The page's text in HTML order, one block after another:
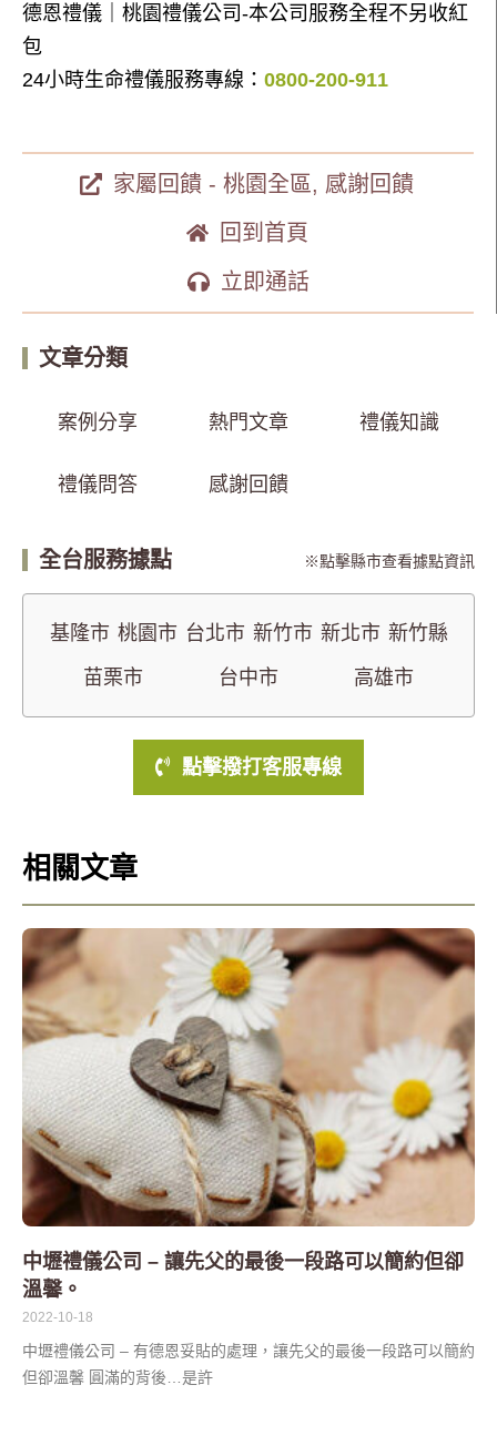
德恩禮儀｜桃園禮儀公司-本公司服務全程不另收紅
包
24小時生命禮儀服務專線： 0800-200-911
家屬回饋 - 桃園全區, 感謝回饋
回到首頁
立即通話
文章分類
案例分享 熱門文章 禮儀知識
禮儀問答 感謝回饋
全台服務據點 點擊縣市查看據點資訊
基隆市 桃園市
苗栗市
台北市 新竹市
台中市
新北市 新竹縣
高雄市
點擊撥打客服專線
相關文章
中壢禮儀公司 – 讓先父的最後一段路可以簡約但卻
溫馨。
2022-10-18
中壢禮儀公司 – 有德恩妥貼的處理，讓先父的最後一段路可以簡約
但卻溫馨 圓滿的背後…是許